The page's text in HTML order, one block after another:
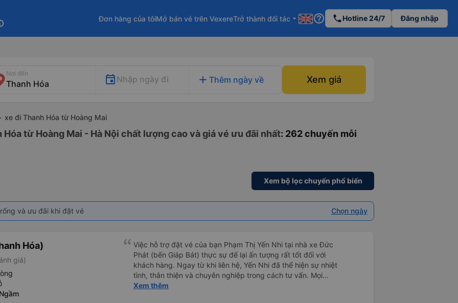
Đơn hàng của tôiMở bán vé trên VexereTrở thành đối tác arrow_drop_down help_outline phoneHotline 24/7 Đăng nhập
Nơi đến
Nhập ngày đi add Thêm ngày về Xem giá
xe đi Thanh Hóa từ Hoàng Mai
từ Hoàng Mai - Hà Nội chất lượng cao và giá vé ưu đãi nhất: 262 chuyến mỗi
Xem bộ lọc chuyến phổ biến
và ưu đãi khi đặt vé Chọn ngày
Hóa)
giá)
Việc hỗ trợ đặt vé của bạn Phạm Thị Yến Nhi tại nhà xe Đức
Phát (bến Giáp Bát) thực sự để lại ấn tượng rất tốt đối với
khách hàng. Ngay từ khi liên hệ, Yến Nhi đã thể hiện sự nhiệt
tình, thân thiện và chuyên nghiệp trong cách tư vấn. Mọi
thắc mắc đều được giải đáp rõ ràng, nhanh chóng, giúp
Xem thêm